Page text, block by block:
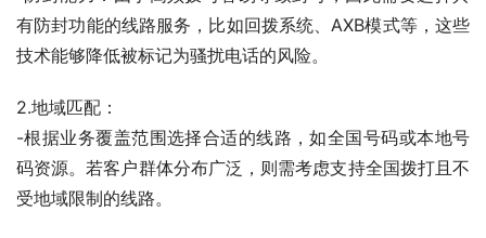
有防封功能的线路服务，比如回拨系统、AXB模式等，这些
技术能够降低被标记为骚扰电话的风险。
2.地域匹配：
-根据业务覆盖范围选择合适的线路，如全国号码或本地号
码资源。若客户群体分布广泛，则需考虑支持全国拨打且不
受地域限制的线路。